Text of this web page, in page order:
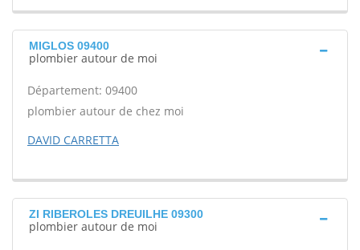
MIGLOS 09400
plombier autour de moi
Département: 09400
plombier autour de chez moi
DAVID CARRETTA
ZI RIBEROLES DREUILHE 09300
plombier autour de moi